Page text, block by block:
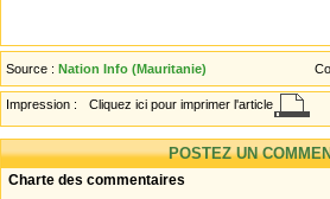
Source : Nation Info (Mauritanie)
Impression : Cliquez ici pour imprimer l'article
POSTEZ UN
Charte des commentaires